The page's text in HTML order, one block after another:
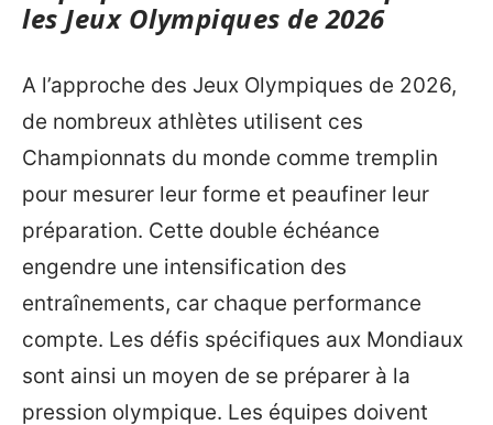
les Jeux Olympiques de 2026
A l’approche des Jeux Olympiques de 2026,
de nombreux athlètes utilisent ces
Championnats du monde comme tremplin
pour mesurer leur forme et peaufiner leur
préparation. Cette double échéance
engendre une intensification des
entraînements, car chaque performance
compte. Les défis spécifiques aux Mondiaux
sont ainsi un moyen de se préparer à la
pression olympique. Les équipes doivent